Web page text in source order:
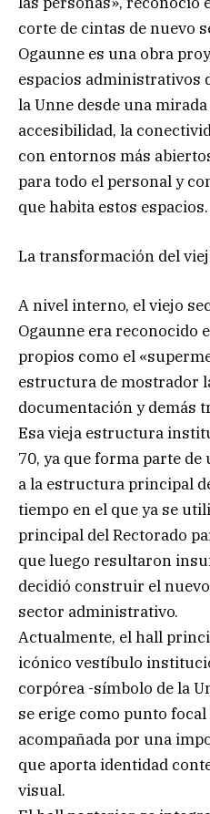
corte de cintas de nuevo
Ogaunne es una obra
espacios administrativos
la Unne desde una
accesibilidad, la
con entornos más
para todo el personal y
que habita estos espacios.
La transformación del
A nivel interno, el viejo
Ogaunne era reconocido
propios como el
estructura de mostrador
documentación y demás
Esa vieja estructura
70, ya que forma parte
a la estructura principal
tiempo en el que ya se
principal del Rectorado
que luego resultaron
decidió construir el
sector administrativo.
Actualmente, el hall
icónico vestíbulo
corpórea -símbolo de la
se erige como punto focal
acompañada por una
que aporta identidad
visual.